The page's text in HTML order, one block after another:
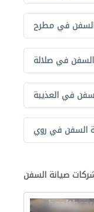
في مطرح
في صلالة
في العذيبة
السفن في روي